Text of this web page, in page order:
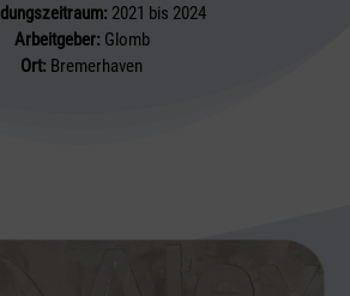
2021 bis 2024
Arbeitgeber: Glomb
Ort: Bremerhaven